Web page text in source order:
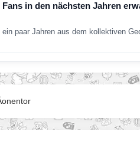
in den nächsten Jahren
paar Jahren aus dem kollektiven